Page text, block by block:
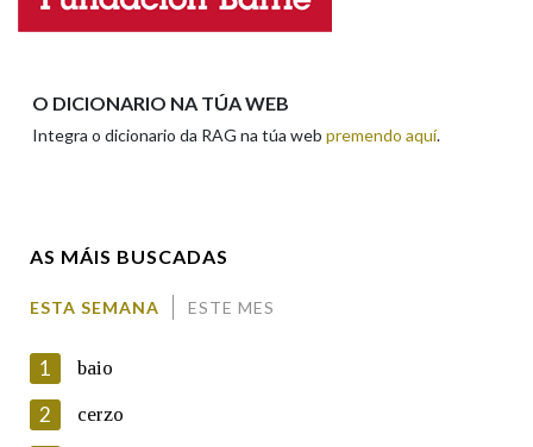
Pertence a
O DICIONARIO NA TÚA WEB
Integra o dicionario da RAG na túa web premendo aquí.
AS MÁIS BUSCADAS
ESTA SEMANA ESTE MES
1 baio
2 cerzo